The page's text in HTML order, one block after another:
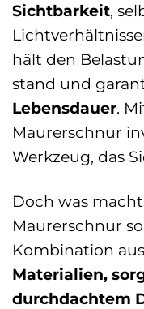
Sichtbarkeit,
hält den
stand und
Lebensdauer.
Maurerschnur
Werkzeug, das
Doch was macht
Maurerschnur
Kombination aus
Materialien,
durchdachtem